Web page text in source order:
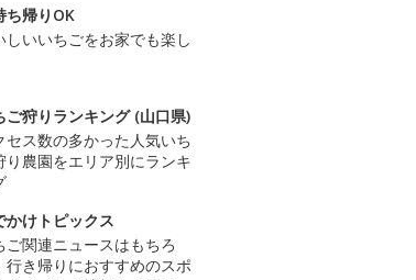
ち帰りOK
しいいちごをお家でも楽し
ご狩りランキング (山口県)
セス数の多かった人気いち
り農園をエリア別にランキ
かけトピックス
ご関連ニュースはもちろ
行き帰りにおすすめのスポ